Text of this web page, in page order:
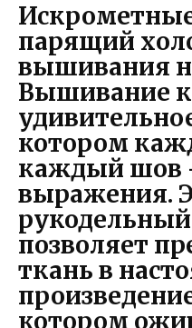
парящий
вышивания
Вышивание
котором
каждый шов
выражения.
позволяет
ткань в
котором